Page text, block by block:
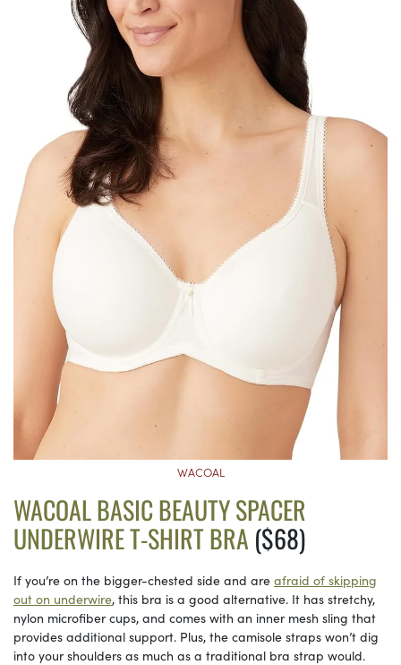
WACOAL
WACOAL BASIC BEAUTY SPACER
UNDERWIRE T-SHIRT BRA ($68)
If you’re on the bigger-chested side and are afraid of skipping
out on underwire, this bra is a good alternative. It has stretchy,
nylon microfiber cups, and comes with an inner mesh sling that
provides additional support. Plus, the camisole straps won’t dig
into your shoulders as much as a traditional bra strap would.